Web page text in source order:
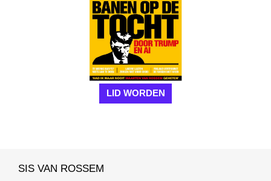
LID WORDEN
SIS VAN ROSSEM